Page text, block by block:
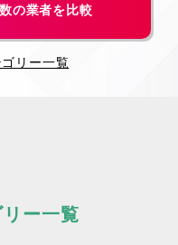
の業者を比較
ゴリー一覧
ー一覧